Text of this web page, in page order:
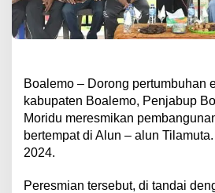
Boalemo – Dorong pertumbuhan
kabupaten Boalemo, Penjabup
Moridu meresmikan
bertempat di Alun – alun
2024.
Peresmian tersebut, di tandai